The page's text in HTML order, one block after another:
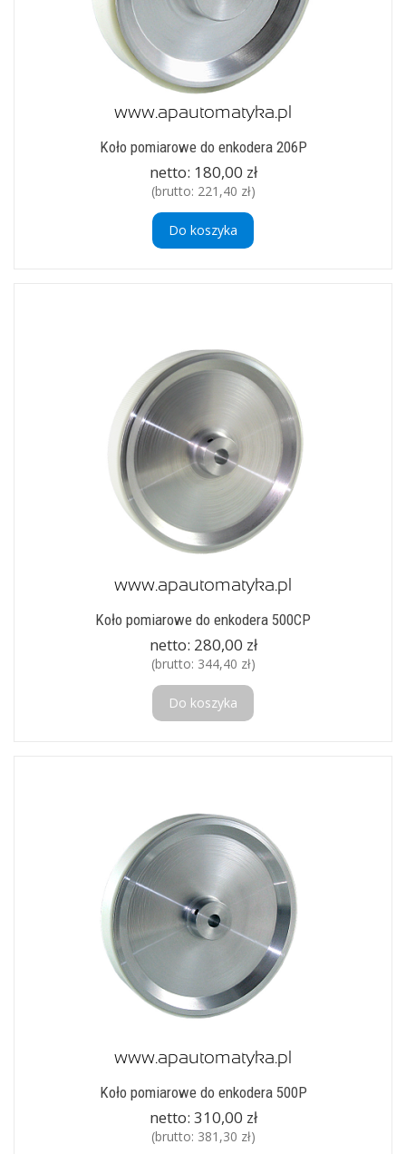
Koło pomiarowe do enkodera 206P
netto: 180,00 zł
(brutto: 221,40 zł)
Do koszyka
Koło pomiarowe do enkodera 500CP
netto: 280,00 zł
(brutto: 344,40 zł)
Do koszyka
Koło pomiarowe do enkodera 500P
netto: 310,00 zł
(brutto: 381,30 zł)